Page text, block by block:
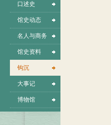
口述史
馆史动态
名人与商务
馆史资料
钩沉
大事记
博物馆